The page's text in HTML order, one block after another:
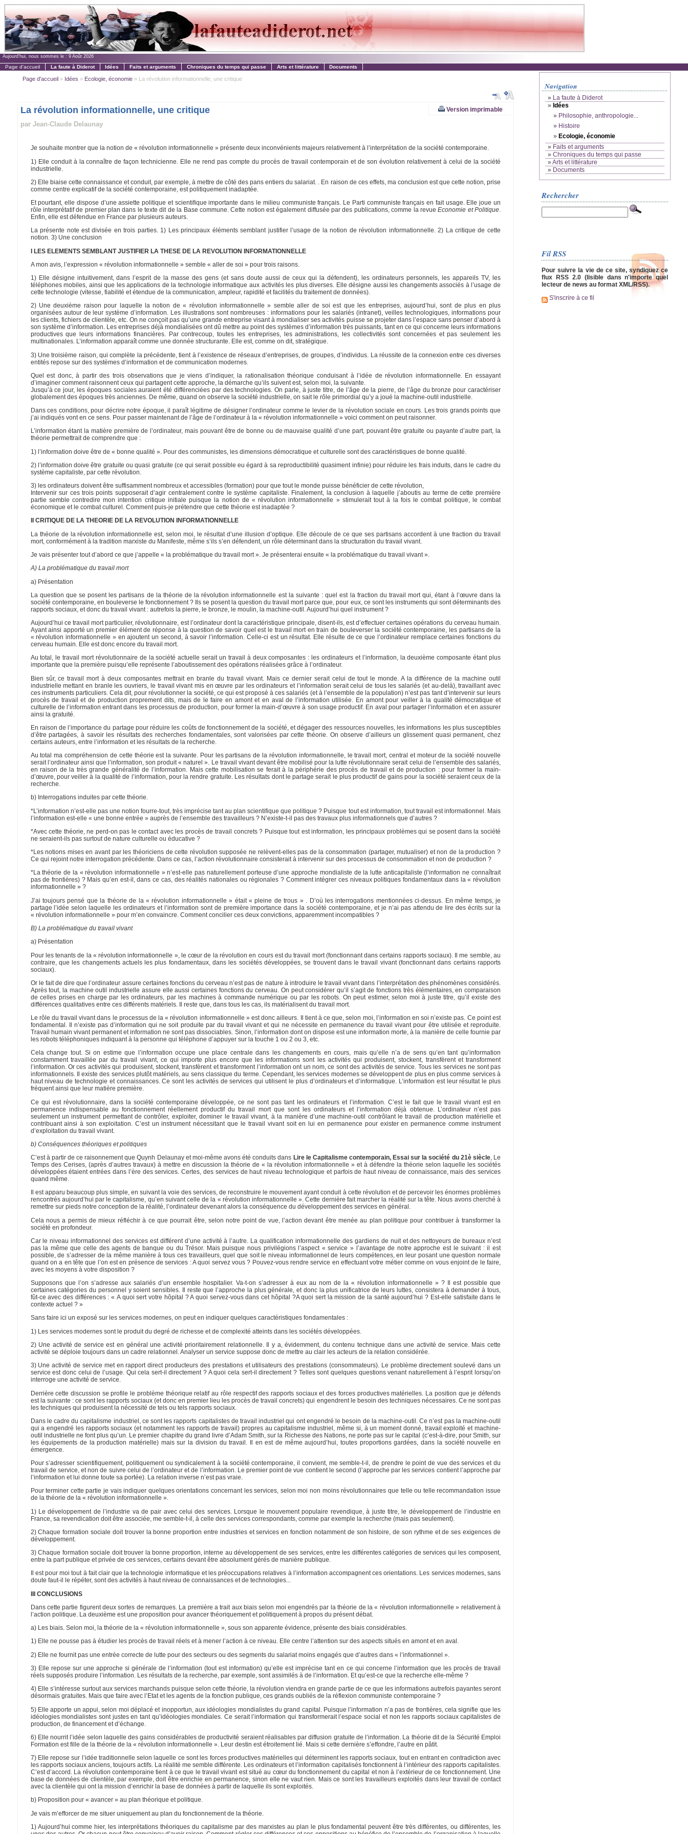
Aujourd'hui, nous sommes le : 9 Août 2026
Page d'accueil La faute à Diderot Idées Faits et arguments Chroniques du temps qui passe Arts et littérature Documents
Page d'accueil» Idées » Ecologie, économie» La révolution informationnelle, une critique
Version imprimable
La révolution informationnelle, une critique
par Jean-Claude Delaunay
Je souhaite montrer que la notion de « révolution informationnelle » présente deux inconvénients majeurs relativement à l’interprétation de la société contemporaine.
1) Elle conduit à la connaître de façon technicienne. Elle ne rend pas compte du procès de travail contemporain et de son évolution relativement à celui de la société
industrielle.
2) Elle biaise cette connaissance et conduit, par exemple, à mettre de côté des pans entiers du salariat. . En raison de ces effets, ma conclusion est que cette notion, prise
comme centre explicatif de la société contemporaine, est politiquement inadaptée.
Et pourtant, elle dispose d’une assiette politique et scientifique importante dans le milieu communiste français. Le Parti communiste français en fait usage. Elle joue un
rôle interprétatif de premier plan dans le texte dit de la Base commune. Cette notion est également diffusée par des publications, comme la revueEconomie et Politique.
Enfin, elle est défendue en France par plusieurs auteurs.
La présente note est divisée en trois parties. 1) Les principaux éléments semblant justifier l’usage de la notion de révolution informationnelle. 2) La critique de cette
notion. 3) Une conclusion
I LES ELEMENTS SEMBLANT JUSTIFIER LA THESE DE LA REVOLUTION INFORMATIONNELLE
A mon avis, l’expression « révolution informationnelle » semble « aller de soi » pour trois raisons.
1) Elle désigne intuitivement, dans l’esprit de la masse des gens (et sans doute aussi de ceux qui la défendent), les ordinateurs personnels, les appareils TV, les
téléphones mobiles, ainsi que les applications de la technologie informatique aux activités les plus diverses. Elle désigne aussi les changements associés à l’usage de
cette technologie (vitesse, fiabilité et étendue de la communication, ampleur, rapidité et facilités du traitement de données).
2) Une deuxième raison pour laquelle la notion de « révolution informationnelle » semble aller de soi est que les entreprises, aujourd’hui, sont de plus en plus
organisées autour de leur système d’information. Les illustrations sont nombreuses : informations pour les salariés (intranet), veilles technologiques, informations pour
les clients, fichiers de clientèle, etc. On ne conçoit pas qu’une grande entreprise visant à mondialiser ses activités puisse se projeter dans l’espace sans penser d’abord à
son système d’information. Les entreprises déjà mondialisées ont dû mettre au point des systèmes d’information très puissants, tant en ce qui concerne leurs informations
productives que leurs informations financières. Par contrecoup, toutes les entreprises, les administrations, les collectivités sont concernées et pas seulement les
multinationales. L’information apparaît comme une donnée structurante. Elle est, comme on dit, stratégique.
3) Une troisième raison, qui complète la précédente, tient à l’existence de réseaux d’entreprises, de groupes, d’individus. La réussite de la connexion entre ces diverses
entités repose sur des systèmes d’information et de communication modernes.
Quel est donc, à partir des trois observations que je viens d’indiquer, la rationalisation théorique conduisant à l’idée de révolution informationnelle. En essayant
d’imaginer comment raisonnent ceux qui partagent cette approche, la démarche qu’ils suivent est, selon moi, la suivante.
Jusqu’à ce jour, les époques sociales auraient été différenciées par des technologies. On parle, à juste titre, de l’âge de la pierre, de l’âge du bronze pour caractériser
globalement des époques très anciennes. De même, quand on observe la société industrielle, on sait le rôle primordial qu’y a joué la machine-outil industrielle.
Dans ces conditions, pour décrire notre époque, il paraît légitime de désigner l’ordinateur comme le levier de la révolution sociale en cours. Les trois grands points que
j’ai indiqués vont en ce sens. Pour passer maintenant de l’âge de l’ordinateur à la « révolution informationnelle » voici comment on peut raisonner.
L’information étant la matière première de l’ordinateur, mais pouvant être de bonne ou de mauvaise qualité d’une part, pouvant être gratuite ou payante d’autre part, la
théorie permettrait de comprendre que :
1) l’information doive être de « bonne qualité ». Pour des communistes, les dimensions démocratique et culturelle sont des caractéristiques de bonne qualité.
2) l’information doive être gratuite ou quasi gratuite (ce qui serait possible eu égard à sa reproductibilité quasiment infinie) pour réduire les frais induits, dans le cadre du
système capitaliste, par cette révolution.
3) les ordinateurs doivent être suffisamment nombreux et accessibles (formation) pour que tout le monde puisse bénéficier de cette révolution,
Intervenir sur ces trois points supposerait d’agir centralement contre le système capitaliste. Finalement, la conclusion à laquelle j’aboutis au terme de cette première
partie semble contredire mon intention critique initiale puisque la notion de « révolution informationnelle » stimulerait tout à la fois le combat politique, le combat
économique et le combat culturel. Comment puis-je prétendre que cette théorie est inadaptée ?
II CRITIQUE DE LA THEORIE DE LA REVOLUTION INFORMATIONNELLE
La théorie de la révolution informationnelle est, selon moi, le résultat d’une illusion d’optique. Elle découle de ce que ses partisans accordent à une fraction du travail
mort, conformément à la tradition marxiste du Manifeste, même s’ils s’en défendent, un rôle déterminant dans la structuration du travail vivant.
Je vais présenter tout d’abord ce que j’appelle « la problématique du travail mort ». Je présenterai ensuite « la problématique du travail vivant ».
A) La problématique du travail mort
a) Présentation
La question que se posent les partisans de la théorie de la révolution informationnelle est la suivante : quel est la fraction du travail mort qui, étant à l’œuvre dans la
société contemporaine, en bouleverse le fonctionnement ? Ils se posent la question du travail mort parce que, pour eux, ce sont les instruments qui sont déterminants des
rapports sociaux, et donc du travail vivant : autrefois la pierre, le bronze, le moulin, la machine-outil. Aujourd’hui quel instrument ?
Aujourd’hui ce travail mort particulier, révolutionnaire, est l’ordinateur dont la caractéristique principale, disent-ils, est d’effectuer certaines opérations du cerveau humain.
Ayant ainsi apporté un premier élément de réponse à la question de savoir quel est le travail mort en train de bouleverser la société contemporaine, les partisans de la
« révolution informationnelle » en ajoutent un second, à savoir l’information. Celle-ci est un résultat. Elle résulte de ce que l’ordinateur remplace certaines fonctions du
cerveau humain. Elle est donc encore du travail mort.
Au total, le travail mort révolutionnaire de la société actuelle serait un travail à deux composantes : les ordinateurs et l’information, la deuxième composante étant plus
importante que la première puisqu’elle représente l’aboutissement des opérations réalisées grâce à l’ordinateur.
Bien sûr, ce travail mort à deux composantes mettrait en branle du travail vivant. Mais ce dernier serait celui de tout le monde. A la différence de la machine outil
industrielle mettant en branle les ouvriers, le travail vivant mis en œuvre par les ordinateurs et l’information serait celui de tous les salariés (et au-delà), travaillant avec
ces instruments particuliers. Cela dit, pour révolutionner la société, ce qui est proposé à ces salariés (et à l’ensemble de la population) n’est pas tant d’intervenir sur leurs
procès de travail et de production proprement dits, mais de le faire en amont et en aval de l’information utilisée. En amont pour veiller à la qualité démocratique et
culturelle de l’information entrant dans les processus de production, pour former la main-d’œuvre à son usage productif. En aval pour partager l’information et en assurer
ainsi la gratuité.
En raison de l’importance du partage pour réduire les coûts de fonctionnement de la société, et dégager des ressources nouvelles, les informations les plus susceptibles
d’être partagées, à savoir les résultats des recherches fondamentales, sont valorisées par cette théorie. On observe d’ailleurs un glissement quasi permanent, chez
certains auteurs, entre l’information et les résultats de la recherche.
Au total ma compréhension de cette théorie est la suivante. Pour les partisans de la révolution informationnelle, le travail mort, central et moteur de la société nouvelle
serait l’ordinateur ainsi que l’information, son produit « naturel ». Le travail vivant devant être mobilisé pour la lutte révolutionnaire serait celui de l’ensemble des salariés,
en raison de la très grande généralité de l’information. Mais cette mobilisation se ferait à la périphérie des procès de travail et de production : pour former la main-
d’œuvre, pour veiller à la qualité de l’information, pour la rendre gratuite. Les résultats dont le partage serait le plus productif de gains pour la société seraient ceux de la
recherche.
b) Interrogations induites par cette théorie.
*L’information n’est-elle pas une notion fourre-tout, très imprécise tant au plan scientifique que politique ? Puisque tout est information, tout travail est informationnel. Mais
l’information est-elle « une bonne entrée » auprès de l’ensemble des travailleurs ? N’existe-t-il pas des travaux plus informationnels que d’autres ?
*Avec cette théorie, ne perd-on pas le contact avec les procès de travail concrets ? Puisque tout est information, les principaux problèmes qui se posent dans la société
ne seraient-ils pas surtout de nature culturelle ou éducative ?
*Les notions mises en avant par les théoriciens de cette révolution supposée ne relèvent-elles pas de la consommation (partager, mutualiser) et non de la production ?
Ce qui rejoint notre interrogation précédente. Dans ce cas, l’action révolutionnaire consisterait à intervenir sur des processus de consommation et non de production ?
*La théorie de la « révolution informationnelle » n’est-elle pas naturellement porteuse d’une approche mondialiste de la lutte anticapitaliste (l’information ne connaîtrait
pas de frontières) ? Mais qu’en est-il, dans ce cas, des réalités nationales ou régionales ? Comment intégrer ces niveaux politiques fondamentaux dans la « révolution
informationnelle » ?
J’ai toujours pensé que la théorie de la « révolution informationnelle » était « pleine de trous » . D’où les interrogations mentionnées ci-dessus. En même temps, je
partage l’idée selon laquelle les ordinateurs et l’information sont de première importance dans la société contemporaine, et je n’ai pas attendu de lire des écrits sur la
« révolution informationnelle » pour m’en convaincre. Comment concilier ces deux convictions, apparemment incompatibles ?
B) La problématique du travail vivant
a) Présentation
Pour les tenants de la « révolution informationnelle », le cœur de la révolution en cours est du travail mort (fonctionnant dans certains rapports sociaux). Il me semble, au
contraire, que les changements actuels les plus fondamentaux, dans les sociétés développées, se trouvent dans le travail vivant (fonctionnant dans certains rapports
sociaux).
Or le fait de dire que l’ordinateur assure certaines fonctions du cerveau n’est pas de nature à introduire le travail vivant dans l’interprétation des phénomènes considérés.
Après tout, la machine outil industrielle assure elle aussi certaines fonctions du cerveau. On peut considérer qu’il s’agit de fonctions très élémentaires, en comparaison
de celles prises en charge par les ordinateurs, par les machines à commande numérique ou par les robots. On peut estimer, selon moi à juste titre, qu’il existe des
différences qualitatives entre ces différents matériels. Il reste que, dans tous les cas, ils matérialisent du travail mort.
Le rôle du travail vivant dans le processus de la « révolution informationnelle » est donc ailleurs. Il tient à ce que, selon moi, l’information en soi n’existe pas. Ce point est
fondamental. Il n’existe pas d’information qui ne soit produite par du travail vivant et qui ne nécessite en permanence du travail vivant pour être utilisée et reproduite.
Travail humain vivant permanent et information ne sont pas dissociables. Sinon, l’information dont on dispose est une information morte, à la manière de celle fournie par
les robots téléphoniques indiquant à la personne qui téléphone d’appuyer sur la touche 1 ou 2 ou 3, etc.
Cela change tout. Si on estime que l’information occupe une place centrale dans les changements en cours, mais qu’elle n’a de sens qu’en tant qu’information
constamment travaillée par du travail vivant, ce qui importe plus encore que les informations sont les activités qui produisent, stockent, transfèrent et transforment
l’information. Or ces activités qui produisent, stockent, transfèrent et transforment l’information ont un nom, ce sont des activités de service. Tous les services ne sont pas
informationnels. Il existe des services plutôt matériels, au sens classique du terme. Cependant, les services modernes se développent de plus en plus comme services à
haut niveau de technologie et connaissances. Ce sont les activités de services qui utilisent le plus d’ordinateurs et d’informatique. L’information est leur résultat le plus
fréquent ainsi que leur matière première.
Ce qui est révolutionnaire, dans la société contemporaine développée, ce ne sont pas tant les ordinateurs et l’information. C’est le fait que le travail vivant est en
permanence indispensable au fonctionnement réellement productif du travail mort que sont les ordinateurs et l’information déjà obtenue. L’ordinateur n’est pas
seulement un instrument permettant de contrôler, exploiter, dominer le travail vivant, à la manière d’une machine-outil contrôlant le travail de production matérielle et
contribuant ainsi à son exploitation. C’est un instrument nécessitant que le travail vivant soit en lui en permanence pour exister en permanence comme instrument
d’exploitation du travail vivant.
b) Conséquences théoriques et politiques
C’est à partir de ce raisonnement que Quynh Delaunay et moi-même avons été conduits dans Lire le Capitalisme contemporain, Essai sur la société du 21è siècle, Le
Temps des Cerises, (après d’autres travaux) à mettre en discussion la théorie de « la révolution informationnelle » et à défendre la théorie selon laquelle les sociétés
développées étaient entrées dans l’ère des services. Certes, des services de haut niveau technologique et parfois de haut niveau de connaissance, mais des services
quand même.
Il est apparu beaucoup plus simple, en suivant la voie des services, de reconstruire le mouvement ayant conduit à cette révolution et de percevoir les énormes problèmes
rencontrés aujourd’hui par le capitalisme, qu’en suivant celle de la « révolution informationnelle ». Cette dernière fait marcher la réalité sur la tête. Nous avons cherché à
remettre sur pieds notre conception de la réalité, l’ordinateur devenant alors la conséquence du développement des services en général.
Cela nous a permis de mieux réfléchir à ce que pourrait être, selon notre point de vue, l’action devant être menée au plan politique pour contribuer à transformer la
société en profondeur.
Car le niveau informationnel des services est différent d’une activité à l’autre. La qualification informationnelle des gardiens de nuit et des nettoyeurs de bureaux n’est
pas la même que celle des agents de banque ou du Trésor. Mais puisque nous privilégions l’aspect « service » l’avantage de notre approche est le suivant : il est
possible, de s’adresser de la même manière à tous ces travailleurs, quel que soit le niveau informationnel de leurs compétences, en leur posant une question normale
quand on a en tête que l’on est en présence de services : A quoi servez vous ? Pouvez-vous rendre service en effectuant votre métier comme on vous enjoint de le faire,
avec les moyens à votre disposition ?
Supposons que l’on s’adresse aux salariés d’un ensemble hospitalier. Va-t-on s’adresser à eux au nom de la « révolution informationnelle » ? Il est possible que
certaines catégories du personnel y soient sensibles. Il reste que l’approche la plus générale, et donc la plus unificatrice de leurs luttes, consistera à demander à tous,
fût-ce avec des différences : « A quoi sert votre hôpital ? A quoi servez-vous dans cet hôpital ?A quoi sert la mission de la santé aujourd’hui ? Est-elle satisfaite dans le
contexte actuel ? »
Sans faire ici un exposé sur les services modernes, on peut en indiquer quelques caractéristiques fondamentales :
1) Les services modernes sont le produit du degré de richesse et de complexité atteints dans les sociétés développées.
2) Une activité de service est en général une activité prioritairement relationnelle. Il y a, évidemment, du contenu technique dans une activité de service. Mais cette
activité se déploie toujours dans un cadre relationnel. Analyser un service suppose donc de mettre au clair les acteurs de la relation considérée.
3) Une activité de service met en rapport direct producteurs des prestations et utilisateurs des prestations (consommateurs). Le problème directement soulevé dans un
service est donc celui de l’usage. Qui cela sert-il directement ? A quoi cela sert-il directement ? Telles sont quelques questions venant naturellement à l’esprit lorsqu’on
interroge une activité de service.
Derrière cette discussion se profile le problème théorique relatif au rôle respectif des rapports sociaux et des forces productives matérielles. La position que je défends
est la suivante : ce sont les rapports sociaux (et donc en premier lieu les procès de travail concrets) qui engendrent le besoin des techniques nécessaires. Ce ne sont pas
les techniques qui produisent la nécessité de tels ou tels rapports sociaux.
Dans le cadre du capitalisme industriel, ce sont les rapports capitalistes de travail industriel qui ont engendré le besoin de la machine-outil. Ce n’est pas la machine-outil
qui a engendré les rapports sociaux (et notamment les rapports de travail) propres au capitalisme industriel, même si, à un moment donné, travail exploité et machine-
outil industrielle ne font plus qu’un. Le premier chapitre du grand livre d’Adam Smith, sur la Richesse des Nations, ne porte pas sur le capital (c’est-à-dire, pour Smith, sur
les équipements de la production matérielle) mais sur la division du travail. Il en est de même aujourd’hui, toutes proportions gardées, dans la société nouvelle en
émergence.
Pour s’adresser scientifiquement, politiquement ou syndicalement à la société contemporaine, il convient, me semble-t-il, de prendre le point de vue des services et du
travail de service, et non de suivre celui de l’ordinateur et de l’information. Le premier point de vue contient le second (l’approche par les services contient l’approche par
l’information et lui donne toute sa portée). La relation inverse n’est pas vraie.
Pour terminer cette partie je vais indiquer quelques orientations concernant les services, selon moi non moins révolutionnaires que telle ou telle recommandation issue
de la théorie de la « révolution informationnelle ».
1) Le développement de l’industrie va de pair avec celui des services. Lorsque le mouvement populaire revendique, à juste titre, le développement de l’industrie en
France, sa revendication doit être associée, me semble-t-il, à celle des services correspondants, comme par exemple la recherche (mais pas seulement).
2) Chaque formation sociale doit trouver la bonne proportion entre industries et services en fonction notamment de son histoire, de son rythme et de ses exigences de
développement.
3) Chaque formation sociale doit trouver la bonne proportion, interne au développement de ses services, entre les différentes catégories de services qui les composent,
entre la part publique et privée de ces services, certains devant être absolument gérés de manière publique.
Il est pour moi tout à fait clair que la technologie informatique et les préoccupations relatives à l’information accompagnent ces orientations. Les services modernes, sans
doute faut-il le répéter, sont des activités à haut niveau de connaissances et de technologies...
III CONCLUSIONS
Dans cette partie figurent deux sortes de remarques. La première a trait aux biais selon moi engendrés par la théorie de la « révolution informationnelle » relativement à
l’action politique. La deuxième est une proposition pour avancer théoriquement et politiquement à propos du présent débat.
a) Les biais. Selon moi, la théorie de la « révolution informationnelle », sous son apparente évidence, présente des biais considérables.
1) Elle ne pousse pas à étudier les procès de travail réels et à mener l’action à ce niveau. Elle centre l’attention sur des aspects situés en amont et en aval.
2) Elle ne fournit pas une entrée correcte de lutte pour des secteurs ou des segments du salariat moins engagés que d’autres dans « l’informationnel ».
3) Elle repose sur une approche si générale de l’information (tout est information) qu’elle est imprécise tant en ce qui concerne l’information que les procès de travail
réels supposés produire l’information. Les résultats de la recherche, par exemple, sont assimilés à de l’information. Et qu’est-ce que la recherche elle-même ?
4) Elle s’intéresse surtout aux services marchands puisque selon cette théorie, la révolution viendra en grande partie de ce que les informations autrefois payantes seront
désormais gratuites. Mais que faire avec l’Etat et les agents de la fonction publique, ces grands oubliés de la réflexion communiste contemporaine ?
5) Elle apporte un appui, selon moi déplacé et inopportun, aux idéologies mondialistes du grand capital. Puisque l’information n’a pas de frontières, cela signifie que les
idéologies mondialistes sont justes en tant qu’idéologies mondiales. Ce serait l’information qui transformerait l’espace social et non les rapports sociaux capitalistes de
production, de financement et d’échange.
6) Elle nourrit l’idée selon laquelle des gains considérables de productivité seraient réalisables par diffusion gratuite de l’information. La théorie dit de la Sécurité Emploi
Formation est fille de la théorie de la « révolution informationnelle ». Leur destin est étroitement lié. Mais si cette dernière s’effondre, l’autre en pâtit.
7) Elle repose sur l’idée traditionnelle selon laquelle ce sont les forces productives matérielles qui déterminent les rapports sociaux, tout en entrant en contradiction avec
les rapports sociaux anciens, toujours actifs. La réalité me semble différente. Les ordinateurs et l’information capitalisés fonctionnent à l’intérieur des rapports capitalistes.
C’est d’accord. La révolution contemporaine tient à ce que le travail vivant est situé au cœur du fonctionnement du capital et non à l’extérieur de ce fonctionnement. Une
base de données de clientèle, par exemple, doit être enrichie en permanence, sinon elle ne vaut rien. Mais ce sont les travailleurs exploités dans leur travail de contact
avec la clientèle qui ont la mission d’enrichir la base de données à partir de laquelle ils sont exploités.
b) Proposition pour « avancer » au plan théorique et politique.
Je vais m’efforcer de me situer uniquement au plan du fonctionnement de la théorie.
1) Aujourd’hui comme hier, les interprétations théoriques du capitalisme par des marxistes au plan le plus fondamental peuvent être très différentes, ou différentes, les
Navigation
» La faute à Diderot
» Idées
» Philosophie, anthropologie...
» Histoire
» Ecologie, économie
» Faits et arguments
» Chroniques du temps qui passe
»Arts et littérature
» Documents
Rechercher
Fil RSS
Pour suivre la vie de ce site, syndiquez ce
flux RSS 2.0 (lisible dans n'importe quel
lecteur de news au format XML/RSS).
S'inscrire à ce fil